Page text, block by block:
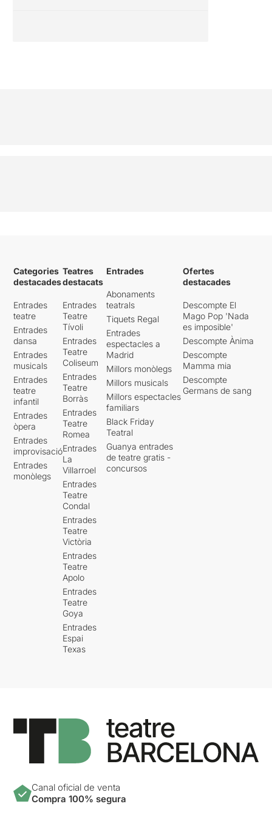
Categories
destacades
Entrades
teatre
Entrades
dansa
Entrades
musicals
Entrades
teatre
infantil
Entrades
òpera
Entrades
improvisació
Entrades
monòlegs
Teatres
destacats
Entrades
Teatre
Tívoli
Entrades
Teatre
Coliseum
Entrades
Teatre
Borràs
Entrades
Teatre
Romea
Entrades
La
Villarroel
Entrades
Teatre
Condal
Entrades
Teatre
Victòria
Entrades
Teatre
Apolo
Entrades
Teatre
Goya
Entrades
Espai
Texas
Entrades
Abonaments
teatrals
Tiquets Regal
Entrades
espectacles a
Madrid
Millors monòlegs
Millors musicals
Millors espectacles
familiars
Black Friday
Teatral
Guanya entrades
de teatre gratis -
concursos
Ofertes
destacades
Descompte El
Mago Pop 'Nada
es imposible'
Descompte Ànima
Descompte
Mamma mia
Descompte
Germans de sang
Canal oficial de venta
Compra 100% segura